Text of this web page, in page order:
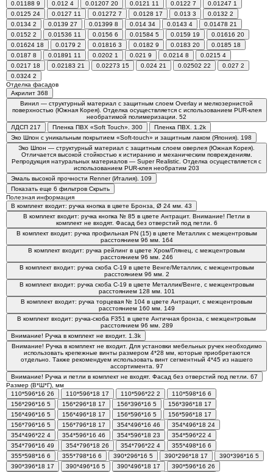
0.01188 9 0.012 4 0.01207 20 0.0121 11 0.0122 7 0.01247 1
0.0125 24 0.0127 11 0.01272 7 0.0128 17 0.013 3 0.0132 2
0.0134 2 0.0139 27 0.01399 8 0.014 34 0.0143 4 0.01478 21
0.0152 2 0.01536 11 0.0156 6 0.01584 5 0.0159 19 0.01616 20
0.01624 18 0.0179 2 0.01816 3 0.0182 9 0.0183 20 0.0185 18
0.0187 8 0.01891 11 0.0202 1 0.021 9 0.0214 8 0.0215 4
0.0217 18 0.02183 21 0.02273 15 0.024 21 0.02502 22 0.027 2
0.0324 2
Отделка фасадов
Акрилит 368
Винил — структурный материал с защитным слоем Overlay и мелкозернистой
поверхностью (Южная Корея). Отделка осуществляется с использованием PUR-клея
необратимой полимеризации.
52
ЛДСП 217 Пленка ПВХ «Soft Touch». 300 Пленка ПВХ. 1.2k
Эко Шпон с уникальным покрытием «Soft-touch» и защитным лаком (Япония).
198
Эко Шпон — структурный материал с защитным слоем оверлея (Южная Корея).
Отличается высокой стойкостью к истиранию и механическим повреждениям.
Репродукция натуральных материалов — Super Realistic. Отделка осуществляется с
использованием PUR-клея необратим 203
Эмаль высокой прочности Renner (Италия).
109
Показать еще 6 фильтров Скрыть
Полезная информация
В комплект входит: ручка кнопка в цвете Бронза, Ø 24 мм. 43
В комплект входит: ручка кнопка № 85 в цвете Антрацит. Внимание! Петли в
комплект не входят. Фасад без отверстий под петли.
6
В комплект входит: ручка профильная РN (15) в цвете Металлик с межцентровым
расстоянием 96 мм.
164
В комплект входит: ручка рейлинг в цвете Хром/Глянец, с межцентровым
расстоянием 96 мм. 246
В комплект входит: ручка скоба C-19 в цвете Венге/Металлик, с межцентровым
расстоянием 96 мм. 2
В комплект входит: ручка скоба С-19 в цвете Металлик/Венге, с межцентровым
расстоянием 128 мм.
101
В комплект входит: ручка торцевая № 104 в цвете Антрацит, с межцентровым
расстоянием 160 мм.
149
В комплект входит: ручка-скоба F351 в цвете Античная бронза, с межцентровым
расстоянием 96 мм. 289
Внимание! Ручка в комплект не входит. 1.3k
Внимание! Ручка в комплект не входит. Для установки мебельных ручек необходимо
использовать крепежные винты размером 4*28 мм, которые приобретаются
отдельно. Также рекомендуем использовать винт сегментный 4*45 из нашего
ассортимента.
97
Внимание! Ручка и петли в комплект не входят. Фасад без отверстий под петли.
67
Размер (В*Ш*Г), мм
110*596*16 26 110*596*18 17 110*596*22 2 110*598*16 6
156*296*16 5 156*296*18 17 156*396*16 5 156*396*18 17
156*496*16 5 156*496*18 17 156*596*16 5 156*596*18 17
156*796*16 5 156*796*18 17 354*496*16 46 354*496*18 24
354*496*22 4 354*596*16 46 354*596*18 23 354*596*22 4
354*796*16 49 354*796*18 26 354*796*22 4 355*498*16 6
355*598*16 6 355*798*16 6 390*296*16 5 390*296*18 17 390*396*16 5
390*396*18 17 390*496*16 5 390*496*18 17 390*596*16 26